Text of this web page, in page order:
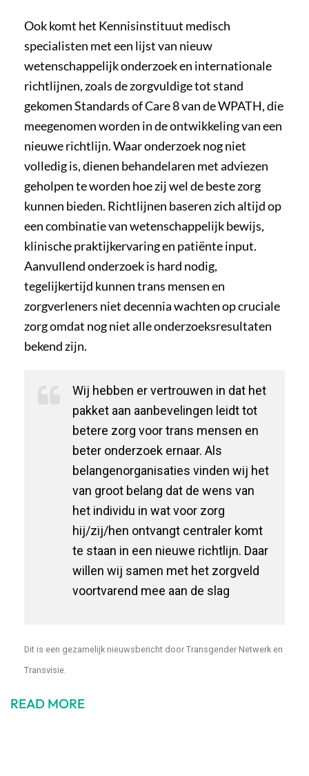
Ook komt het Kennisinstituut medisch
specialisten met een lijst van nieuw
wetenschappelijk onderzoek en internationale
richtlijnen, zoals de zorgvuldige tot stand
gekomen Standards of Care 8 van de WPATH, die
meegenomen worden in de ontwikkeling van een
nieuwe richtlijn. Waar onderzoek nog niet
volledig is, dienen behandelaren met adviezen
geholpen te worden hoe zij wel de beste zorg
kunnen bieden. Richtlijnen baseren zich altijd op
een combinatie van wetenschappelijk bewijs,
klinische praktijkervaring en patiënte input.
Aanvullend onderzoek is hard nodig,
tegelijkertijd kunnen trans mensen en
zorgverleners niet decennia wachten op cruciale
zorg omdat nog niet alle onderzoeksresultaten
bekend zijn.
Wij hebben er vertrouwen in dat het
pakket aan aanbevelingen leidt tot
betere zorg voor trans mensen en
beter onderzoek ernaar. Als
belangenorganisaties vinden wij het
van groot belang dat de wens van
het individu in wat voor zorg
hij/zij/hen ontvangt centraler komt
te staan in een nieuwe richtlijn. Daar
willen wij samen met het zorgveld
voortvarend mee aan de slag
Dit is een gezamelijk nieuwsbericht door Transgender Netwerk en
Transvisie.
READ MORE